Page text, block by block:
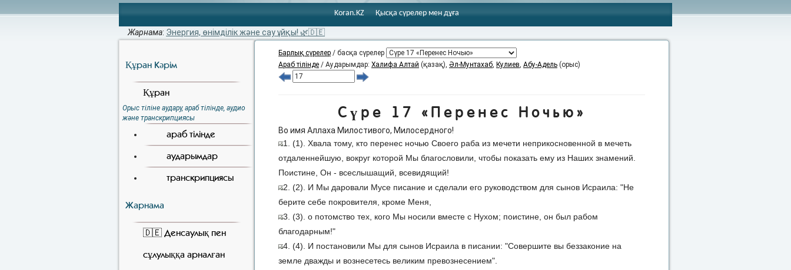
Koran.KZ Қысқа сүрелер мен дұға
Жарнама: Энергия, өнімділік және сау ұйқы! 🌿🇩🇪
Құран Кәрiм
Құран
Орыс тіліне аудару, араб тілінде, аудио
және транскрипциясы
араб тілінде
аударымдар
транскрипциясы
Жарнама
🇩🇪 Денсаулық пен
сұлулыққа арналған
Барлық сүрелер / басқа сүрелер
Араб тілінде / Аударымдар: Халифа Алтай (қазақ), Әл-Мунтахаб, Кулиев, Абу-Адель (орыс)
Сүре 17 «Перенес Ночью»
Во имя Аллаха Милостивого, Милосердного!
1. (1). Хвала тому, кто перенес ночью Своего раба из мечети неприкосновенной в мечеть
отдаленнейшую, вокруг которой Мы благословили, чтобы показать ему из Наших знамений.
Поистине, Он - всеслышащий, всевидящий!
2. (2). И Мы даровали Мусе писание и сделали его руководством для сынов Исраила: "Не
берите себе покровителя, кроме Меня,
3. (3). о потомство тех, кого Мы носили вместе с Нухом; поистине, он был рабом
благодарным!"
4. (4). И постановили Мы для сынов Исраила в писании: "Совершите вы беззаконие на
земле дважды и вознесетесь великим превознесением".